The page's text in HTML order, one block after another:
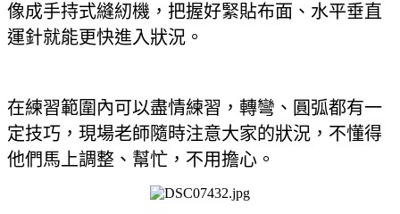
像成手持式縫紉機，把握好緊貼布面、水平垂直
運針就能更快進入狀況。
在練習範圍內可以盡情練習，轉彎、圓弧都有一
定技巧，現場老師隨時注意大家的狀況，不懂得
他們馬上調整、幫忙，不用擔心。